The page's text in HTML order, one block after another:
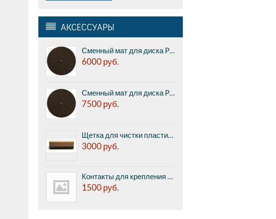
АКСЕССУАРЫ
6000руб.
7500руб.
3000руб.
1500руб.